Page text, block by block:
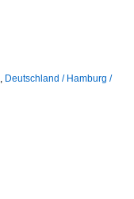
Deutschland / Hamburg /